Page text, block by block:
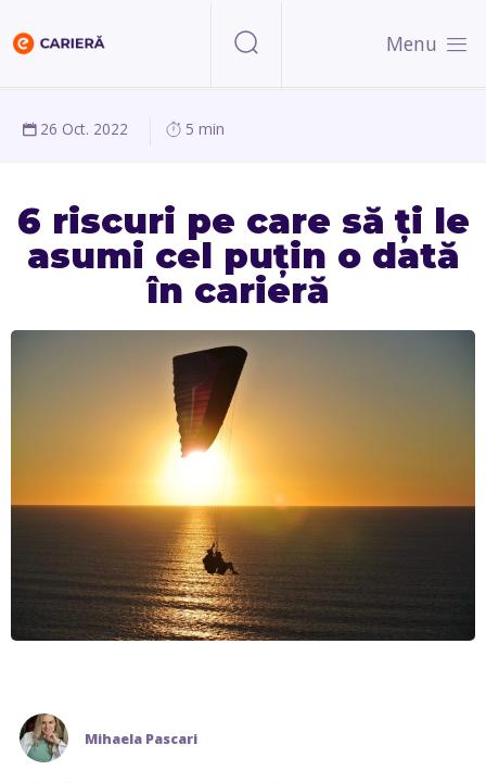
Menu
26 Oct. 2022 5 min
6 riscuri pe care să ți le
asumi cel puțin o dată
în carieră
Mihaela Pascari